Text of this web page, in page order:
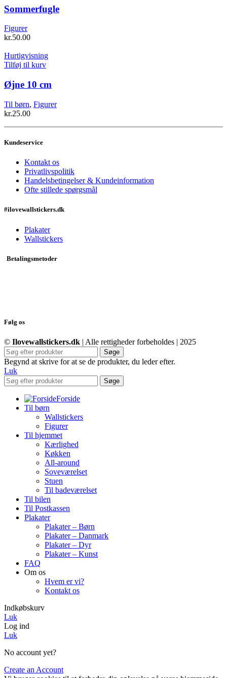
Sommerfugle
Figurer
kr.50.00
Hurtigvisning
Tilføj til kurv
Øjne 10 cm
Til børn, Figurer
kr.25.00
Kundeservice
Kontakt os
Privatlivspolitik
Handelsbetingelser & Kundeinformation
Ofte stillede spørgsmål
#ilovewallstickers.dk
Plakater
Wallstickers
Betalingsmetoder
Følg os
© Ilovewallstickers.dk | Alle rettigheder forbeholdes | 2025
Søge
Begynd at skrive for at se de produkter, du leder efter.
Luk
Søge
Forside
Til børn
Wallstickers
Figurer
Til hjemmet
Kærlighed
Køkken
All-around
Soveværelset
Stuen
Til badeværelset
Til bilen
Til Postkassen
Plakater
Plakater – Børn
Plakater – Danmark
Plakater – Dyr
Plakater – Kunst
FAQ
Om os
Hvem er vi?
Kontakt os
Indkøbskurv
Luk
Log ind
Luk
No account yet?
Create an Account